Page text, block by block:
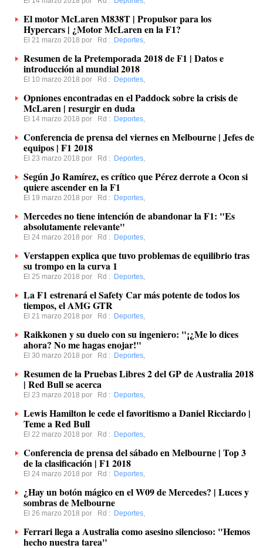
El motor McLaren M838T | Propulsor para los
Hypercars | ¿Motor McLaren en la F1?
El 21 marzo 2018 por Rd : Deportes,
Resumen de la Pretemporada 2018 de F1 | Datos e
introducción al mundial 2018
El 10 marzo 2018 por Rd : Deportes,
Opniones encontradas en el Paddock sobre la crisis de
McLaren | resurgir en duda
El 14 marzo 2018 por Rd : Deportes,
Conferencia de prensa del viernes en Melbourne | Jefes de
equipos | F1 2018
El 23 marzo 2018 por Rd : Deportes,
Según Jo Ramírez, es crítico que Pérez derrote a Ocon si
quiere ascender en la F1
El 19 marzo 2018 por Rd : Deportes,
Mercedes no tiene intención de abandonar la F1: "Es
absolutamente relevante"
El 24 marzo 2018 por Rd : Deportes,
Verstappen explica que tuvo problemas de equilibrio tras
su trompo en la curva 1
El 25 marzo 2018 por Rd : Deportes,
La F1 estrenará el Safety Car más potente de todos los
tiempos, el AMG GTR
El 21 marzo 2018 por Rd : Deportes,
Raikkonen y su duelo con su ingeniero: "¡¿Me lo dices
ahora? No me hagas enojar!"
El 30 marzo 2018 por Rd : Deportes,
Resumen de la Pruebas Libres 2 del GP de Australia 2018
| Red Bull se acerca
El 23 marzo 2018 por Rd : Deportes,
Lewis Hamilton le cede el favoritismo a Daniel Ricciardo |
Teme a Red Bull
El 22 marzo 2018 por Rd : Deportes,
Conferencia de prensa del sábado en Melbourne | Top 3
de la clasificación | F1 2018
El 24 marzo 2018 por Rd : Deportes,
¿Hay un botón mágico en el W09 de Mercedes? | Luces y
sombras de Melbourne
El 26 marzo 2018 por Rd : Deportes,
Ferrari llega a Australia como asesino silencioso: "Hemos
hecho nuestra tarea"